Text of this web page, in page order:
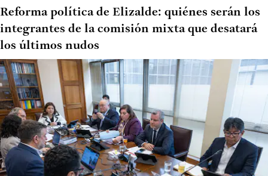
Reforma política de Elizalde: quiénes serán los
integrantes de la comisión mixta que desatará
los últimos nudos